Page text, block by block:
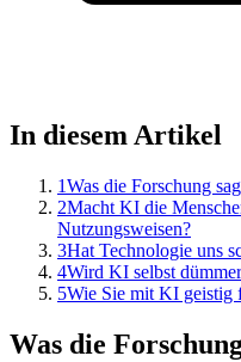
In diesem Artikel
1Was die Forschung
2Macht KI die
Nutzungsweisen?
3Hat Technologie uns
4Wird KI selbst
5Wie Sie mit KI geistig
Was die